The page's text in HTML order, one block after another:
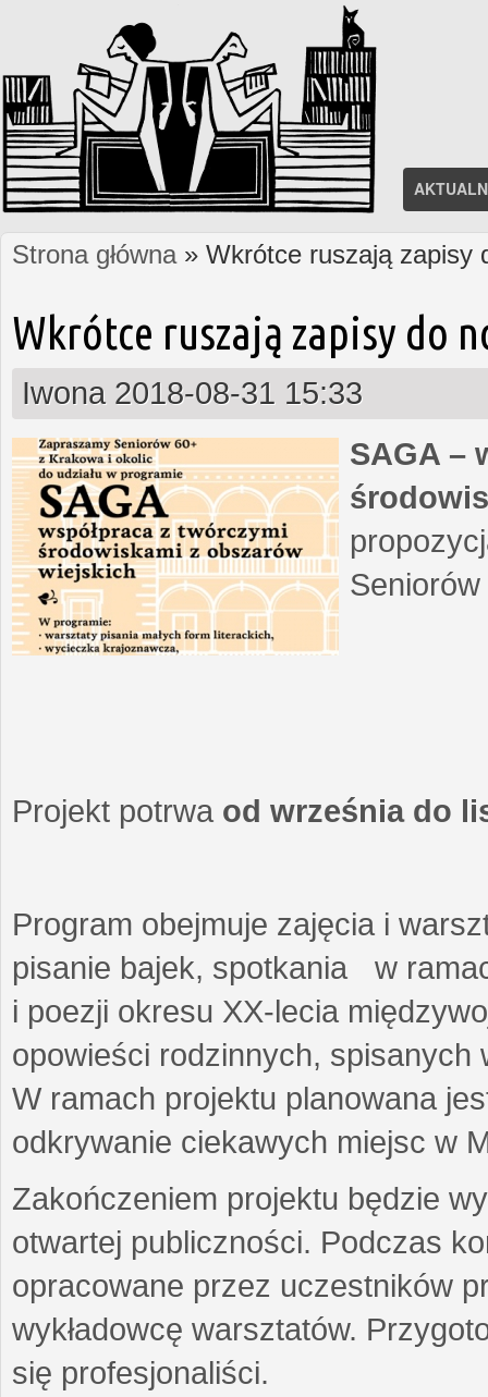
Jesteś tutaj
Strona główna» Wkrótce ruszają zapisy
Wkrótce ruszają zapisy do
Iwona 2018-08-31 15:33
SAGA –
Projekt potrwa od września do
Program obejmuje zajęcia i
pisanie bajek, spotkania w
i poezji okresu XX-lecia
opowieści rodzinnych,
W ramach projektu planowana
odkrywanie ciekawych miejsc w
Zakończeniem projektu będzie
otwartej publiczności. Podczas
opracowane przez uczestników
wykładowcę warsztatów.
się profesjonaliści.